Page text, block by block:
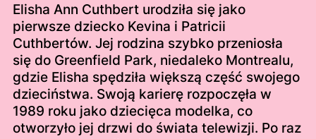
Elisha Ann Cuthbert urodziła się jako
pierwsze dziecko Kevina i Patricii
Cuthbertów. Jej rodzina szybko przeniosła
się do Greenfield Park, niedaleko Montrealu,
gdzie Elisha spędziła większą część swojego
dzieciństwa. Swoją karierę rozpoczęła w
1989 roku jako dziecięca modelka, co
otworzyło jej drzwi do świata telewizji. Po raz